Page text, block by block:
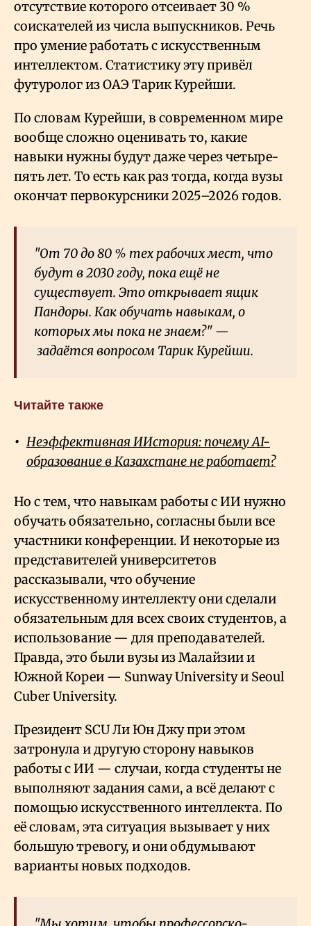
отсутствие которого отсеивает 30 %
соискателей из числа выпускников. Речь
про умение работать с искусственным
интеллектом. Статистику эту привёл
футуролог из ОАЭ Тарик Курейши.
По словам Курейши, в современном мире
вообще сложно оценивать то, какие
навыки нужны будут даже через четыре-
пять лет. То есть как раз тогда, когда вузы
окончат первокурсники 2025–2026 годов.
"От 70 до 80 % тех рабочих мест, что
будут в 2030 году, пока ещё не
существует. Это открывает ящик
Пандоры. Как обучать навыкам, о
которых мы пока не знаем?" —
задаётся вопросом Тарик Курейши.
Читайте также
Неэффективная ИИстория: почему AI-
образование в Казахстане не работает?
Но с тем, что навыкам работы с ИИ нужно
обучать обязательно, согласны были все
участники конференции. И некоторые из
представителей университетов
рассказывали, что обучение
искусственному интеллекту они сделали
обязательным для всех своих студентов, а
использование — для преподавателей.
Правда, это были вузы из Малайзии и
Южной Кореи — Sunway University и Seoul
Cuber University.
Президент SCU Ли Юн Джу при этом
затронула и другую сторону навыков
работы с ИИ — случаи, когда студенты не
выполняют задания сами, а всё делают с
помощью искусственного интеллекта. По
её словам, эта ситуация вызывает у них
большую тревогу, и они обдумывают
варианты новых подходов.